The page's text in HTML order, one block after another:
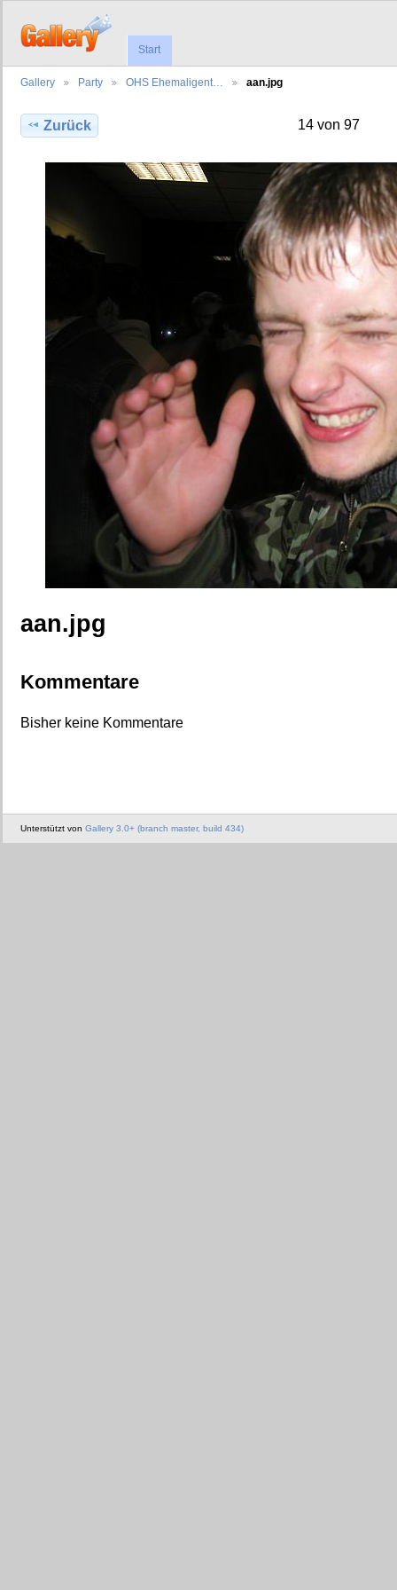
Start
Gallery Party OHS Ehemaligent… aan.jpg
Zurück 14 von 97
aan.jpg
Kommentare
Bisher keine Kommentare
Unterstützt von Gallery 3.0+ (branch master, build 434)